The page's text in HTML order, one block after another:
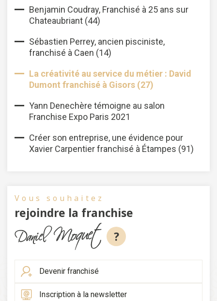
Benjamin Coudray, Franchisé à 25 ans sur
Chateaubriant (44)
Sébastien Perrey, ancien pisciniste,
franchisé à Caen (14)
La créativité au service du métier : David
Dumont franchisé à Gisors (27)
Yann Denechère témoigne au salon
Franchise Expo Paris 2021
Créer son entreprise, une évidence pour
Xavier Carpentier franchisé à Étampes (91)
Vous souhaitez
rejoindre la franchise
?
Devenir franchisé
Inscription à la newsletter